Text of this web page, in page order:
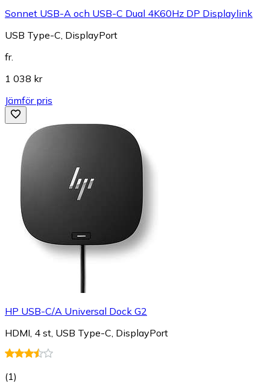
Sonnet USB-A och USB-C Dual 4K60Hz DP Displaylink
USB Type-C, DisplayPort
fr.
1 038 kr
Jämför pris
HP USB-C/A Universal Dock G2
HDMI, 4 st, USB Type-C, DisplayPort
(1)